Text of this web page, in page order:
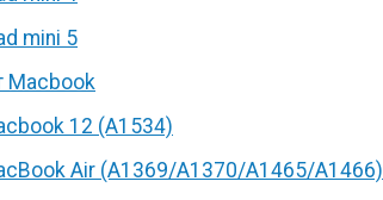
mini 5
Macbook
12 (А1534)
Air (A1369/A1370/A1465/A1466)